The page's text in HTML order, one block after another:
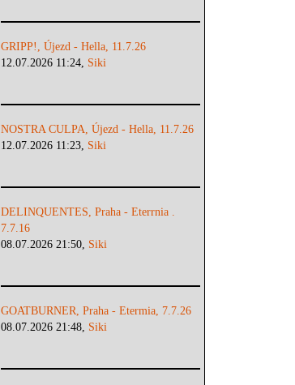
GRIPP!, Újezd - Hella, 11.7.26
12.07.2026 11:24, Siki
NOSTRA CULPA, Újezd - Hella, 11.7.26
12.07.2026 11:23, Siki
DELINQUENTES, Praha - Eterrnia .
7.7.16
08.07.2026 21:50, Siki
GOATBURNER, Praha - Etermia, 7.7.26
08.07.2026 21:48, Siki